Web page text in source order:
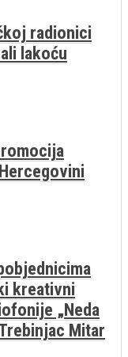
radionici
lakoću
kreativni
„Neda
Mitar